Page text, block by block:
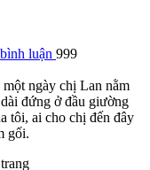
bình luận 999
ngày chị Lan nằm
đứng ở đầu giường
tôi, ai cho chị đến đây
gối.